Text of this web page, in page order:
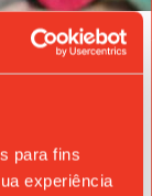
para fins
experiência